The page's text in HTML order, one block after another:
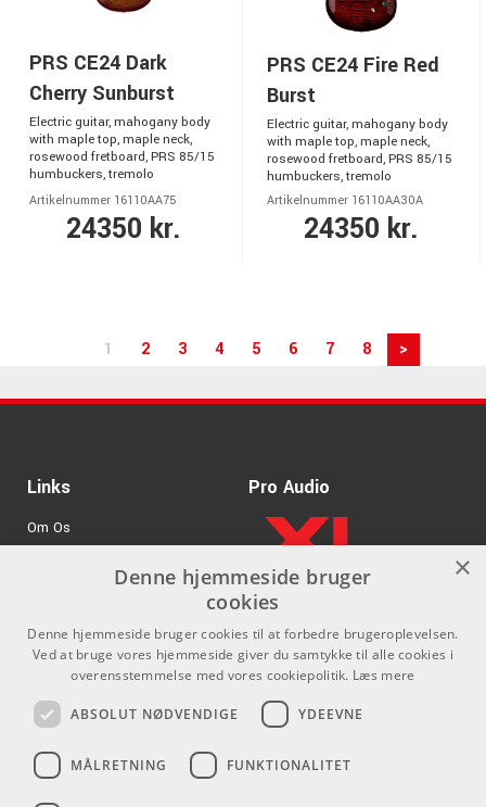
PRS CE24 Dark
Cherry Sunburst
Electric guitar, mahogany body
with maple top, maple neck,
rosewood fretboard, PRS 85/15
humbuckers, tremolo
Artikelnummer 16110AA75
24350 kr.
PRS CE24 Fire Red
Burst
Electric guitar, mahogany body
with maple top, maple neck,
rosewood fretboard, PRS 85/15
humbuckers, tremolo
Artikelnummer 16110AA30A
24350 kr.
1 2 3 4 5 6 7 8 >
Links
Om Os
GDPR & Cookies
Pro Audio
.
Kontakt
Som privatperson kan du ikke
købe på denne hjemmeside, alt
Sociale medier
×
Denne hjemmeside bruger
cookies
Denne hjemmeside bruger cookies til at forbedre brugeroplevelsen.
Ved at bruge vores hjemmeside giver du samtykke til alle cookies i
overensstemmelse med vores cookiepolitik. Læs mere
ABSOLUT NØDVENDIGE YDEEVNE
MÅLRETNING FUNKTIONALITET